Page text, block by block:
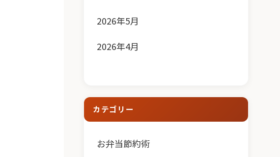
2026年5月
2026年4月
カテゴリー
お弁当節約術